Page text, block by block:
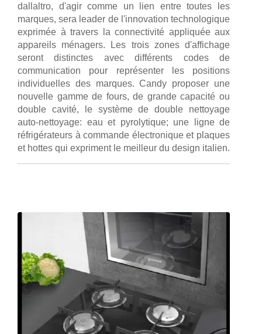
dallaltro, d'agir comme un lien entre toutes les
marques, sera leader de l'innovation technologique
exprimée à travers la connectivité appliquée aux
appareils ménagers. Les trois zones d'affichage
seront distinctes avec différents codes de
communication pour représenter les positions
individuelles des marques. Candy proposer une
nouvelle gamme de fours, de grande capacité ou
double cavité, le système de double nettoyage
auto-nettoyage: eau et pyrolytique; une ligne de
réfrigérateurs à commande électronique et plaques
et hottes qui expriment le meilleur du design italien.